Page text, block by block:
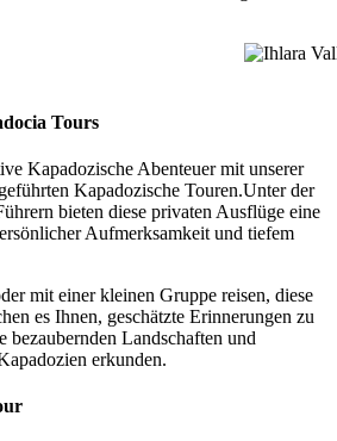
Tours
Kapadozische Abenteuer mit unserer
Kapadozische Touren.Unter der
bieten diese privaten Ausflüge eine
Aufmerksamkeit und tiefem
mit einer kleinen Gruppe reisen, diese
es Ihnen, geschätzte Erinnerungen zu
bezaubernden Landschaften und
erkunden.